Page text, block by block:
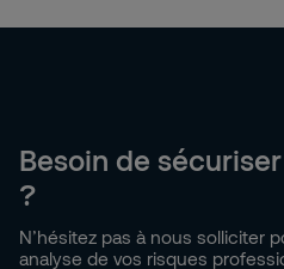
Besoin de
?
N’hésitez pas à nous solliciter
analyse de vos risques